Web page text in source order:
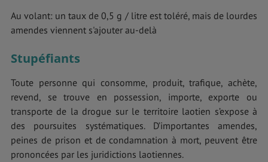
Au volant: un taux de 0,5 g / litre est toléré, mais de lourdes
amendes viennent s'ajouter au-delà
Stupéfiants
Toute personne qui consomme, produit, trafique, achète,
revend, se trouve en possession, importe, exporte ou
transporte de la drogue sur le territoire laotien s’expose à
des poursuites systématiques. D’importantes amendes,
peines de prison et de condamnation à mort, peuvent être
prononcées par les juridictions laotiennes.